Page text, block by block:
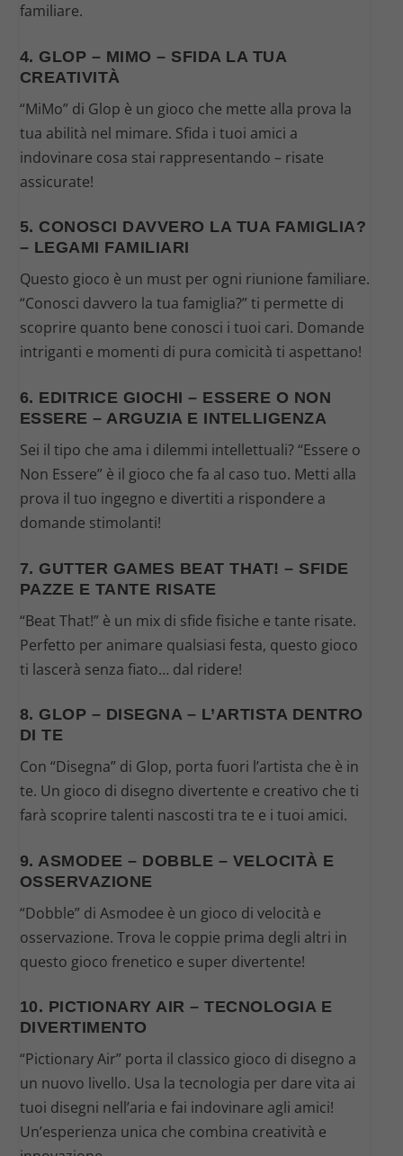
familiare.
4. GLOP – MIMO – SFIDA LA TUA
CREATIVITÀ
“MiMo” di Glop è un gioco che mette alla prova la
tua abilità nel mimare. Sfida i tuoi amici a
indovinare cosa stai rappresentando – risate
assicurate!
5. CONOSCI DAVVERO LA TUA FAMIGLIA?
– LEGAMI FAMILIARI
Questo gioco è un must per ogni riunione familiare.
“Conosci davvero la tua famiglia?” ti permette di
scoprire quanto bene conosci i tuoi cari. Domande
intriganti e momenti di pura comicità ti aspettano!
6. EDITRICE GIOCHI – ESSERE O NON
ESSERE – ARGUZIA E INTELLIGENZA
Sei il tipo che ama i dilemmi intellettuali? “Essere o
Non Essere” è il gioco che fa al caso tuo. Metti alla
prova il tuo ingegno e divertiti a rispondere a
domande stimolanti!
7. GUTTER GAMES BEAT THAT! – SFIDE
PAZZE E TANTE RISATE
“Beat That!” è un mix di sfide fisiche e tante risate.
Perfetto per animare qualsiasi festa, questo gioco
ti lascerà senza fiato… dal ridere!
8. GLOP – DISEGNA – L’ARTISTA DENTRO
DI TE
Con “Disegna” di Glop, porta fuori l’artista che è in
te. Un gioco di disegno divertente e creativo che ti
farà scoprire talenti nascosti tra te e i tuoi amici.
9. ASMODEE – DOBBLE – VELOCITÀ E
OSSERVAZIONE
“Dobble” di Asmodee è un gioco di velocità e
osservazione. Trova le coppie prima degli altri in
questo gioco frenetico e super divertente!
10. PICTIONARY AIR – TECNOLOGIA E
DIVERTIMENTO
“Pictionary Air” porta il classico gioco di disegno a
un nuovo livello. Usa la tecnologia per dare vita ai
tuoi disegni nell’aria e fai indovinare agli amici!
Un’esperienza unica che combina creatività e